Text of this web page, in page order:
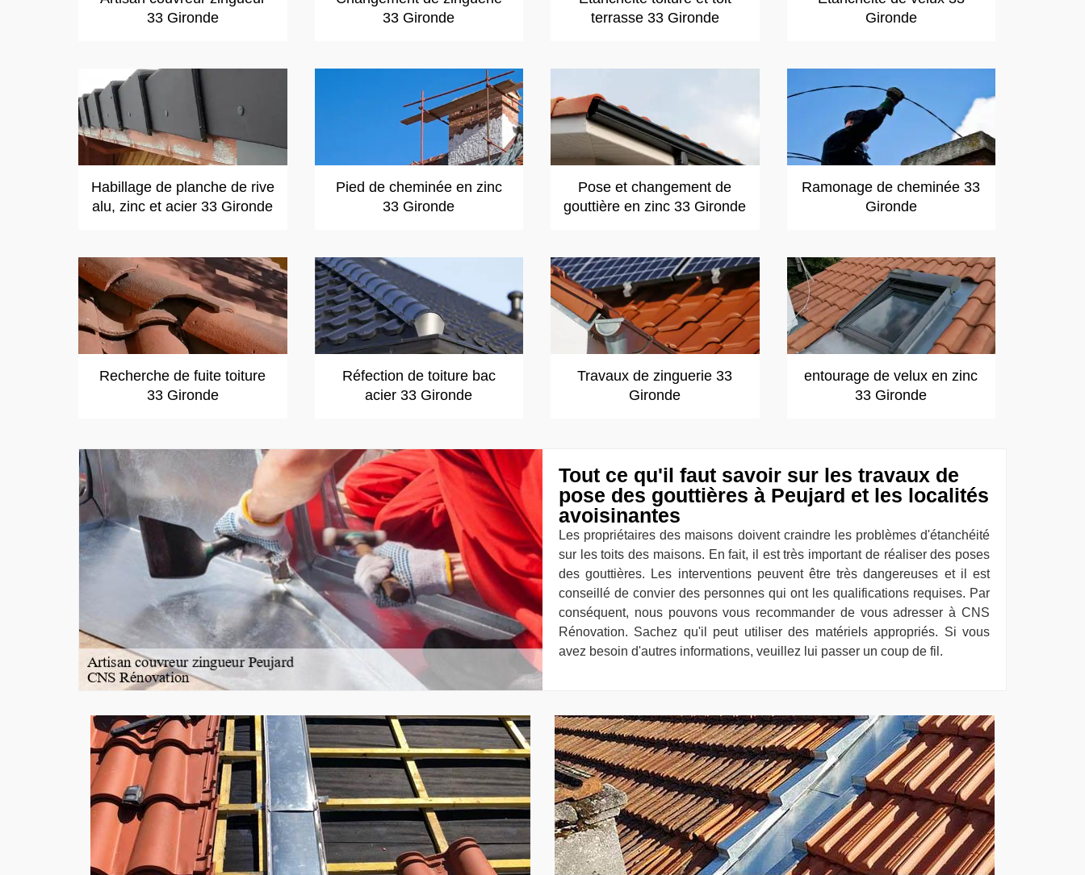
33 Gironde
33 Gironde
terrasse 33 Gironde
Gironde
Habillage de planche de rive
alu, zinc et acier 33 Gironde
Pied de cheminée en zinc
33 Gironde
Pose et changement de
gouttière en zinc 33 Gironde
Ramonage de cheminée 33
Gironde
Recherche de fuite toiture
33 Gironde
Réfection de toiture bac
acier 33 Gironde
Travaux de zinguerie 33
Gironde
entourage de velux en zinc
33 Gironde
Tout ce qu'il faut savoir sur les travaux de
pose des gouttières à Peujard et les localités
avoisinantes
Les propriétaires des maisons doivent craindre les problèmes d'étanchéité
sur les toits des maisons. En fait, il est très important de réaliser des poses
des gouttières. Les interventions peuvent être très dangereuses et il est
conseillé de convier des personnes qui ont les qualifications requises. Par
conséquent, nous pouvons vous recommander de vous adresser à CNS
Rénovation. Sachez qu'il peut utiliser des matériels appropriés. Si vous
avez besoin d'autres informations, veuillez lui passer un coup de fil.